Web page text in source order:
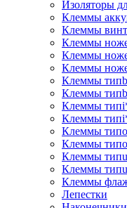
Изоляторы
Клеммы
Клеммы
Клеммы
Клеммы
Клеммы
Клеммы
Клеммы
Клеммы
Клеммы
Клеммы
Клеммы
Клеммы
Клеммы
Клеммы
Лепестки